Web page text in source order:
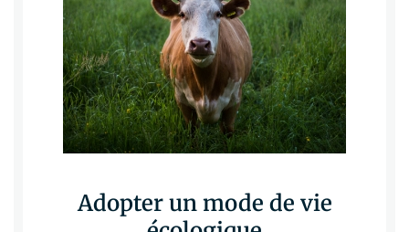
Adopter un mode de vie